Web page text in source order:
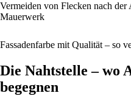
Vermeiden von Flecken nach der
Mauerwerk
Fassadenfarbe mit Qualität – so
Die Nahtstelle – wo
begegnen